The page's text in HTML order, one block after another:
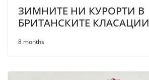
ЗИМНИТЕ НИ КУРОРТИ В
БРИТАНСКИТЕ КЛАСАЦИИ
8 months